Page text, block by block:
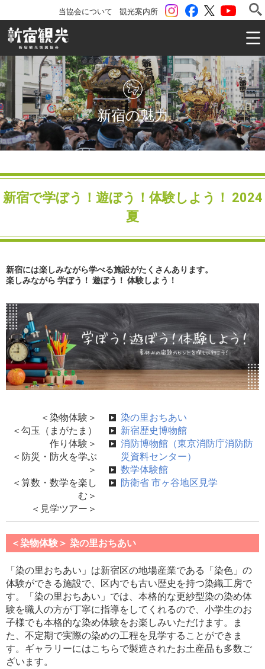
ツイッター
Facebook
instagram
観光案内所
当協会について
一般社団法人 新宿観光振興協会 Shinjuku
新宿の魅力
新宿で学ぼう！遊ぼう！体験しよう！ 2024
夏
新宿には楽しみながら学べる施設がたくさんあります。
楽しみながら 学ぼう！ 遊ぼう！ 体験しよう！
＜染物体験＞
＜勾玉（まがたま）
作り体験＞
＜防災・防火を学ぶ
＞
＜算数・数学を楽し
む＞
＜見学ツアー＞
染の里おちあい
新宿歴史博物館
消防博物館（東京消防庁消防防
災資料センター）
数学体験館
防衛省 市ヶ谷地区見学
＜染物体験＞ 染の里おちあい
「染の里おちあい」は新宿区の地場産業である「染色」の
体験ができる施設で、区内でも古い歴史を持つ染織工房で
す。「染の里おちあい」では、本格的な更紗型染の染め体
験を職人の方が丁寧に指導をしてくれるので、小学生のお
子様でも本格的な染め体験をお楽しみいただけます。ま
た、不定期で実際の染めの工程を見学することができま
す。ギャラリーにはこちらで製造されたお土産品も多数ご
ざいます。